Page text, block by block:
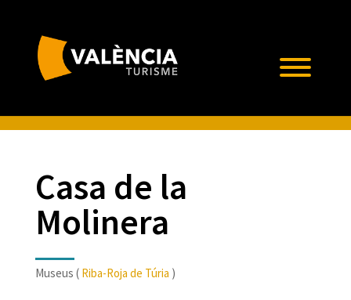
Casa de la
Molinera
Museus ( Riba-Roja de Túria )